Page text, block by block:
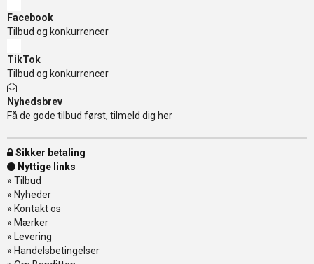
Facebook
Tilbud og konkurrencer
TikTok
Tilbud og konkurrencer
Nyhedsbrev
Få de gode tilbud først, tilmeld dig her
Sikker betaling
Nyttige links
» Tilbud
» Nyheder
» Kontakt os
» Mærker
» Levering
» Handelsbetingelser